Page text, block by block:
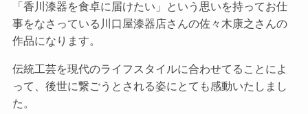
「香川漆器を食卓に届けたい」という思いを持ってお仕
事をなさっている川口屋漆器店さんの佐々木康之さんの
作品になります。
伝統工芸を現代のライフスタイルに合わせてることによ
って、後世に繋ごうとされる姿にとても感動いたしまし
た。